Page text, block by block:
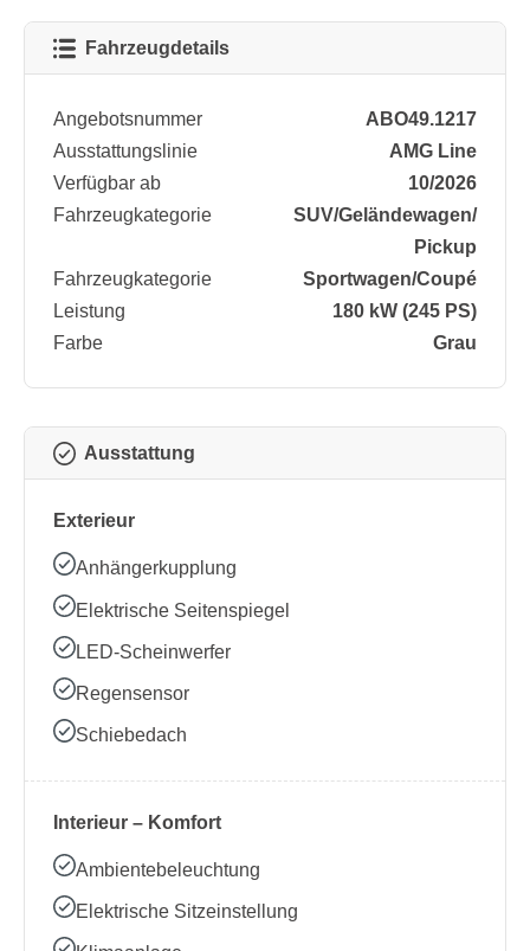
Fahrzeugdetails
Angebotsnummer
ABO49.1217
Ausstattungslinie
AMG Line
Verfügbar ab
10/2026
Fahrzeugkategorie
SUV/​Geländewagen/​
Pickup
Fahrzeugkategorie
Sportwagen/​Coupé
Leistung
180 kW (245 PS)
Farbe
Grau
Ausstattung
Exterieur
Anhängerkupplung
Elektrische Seitenspiegel
LED-Scheinwerfer
Regensensor
Schiebedach
Interieur – Komfort
Ambientebeleuchtung
Elektrische Sitzeinstellung